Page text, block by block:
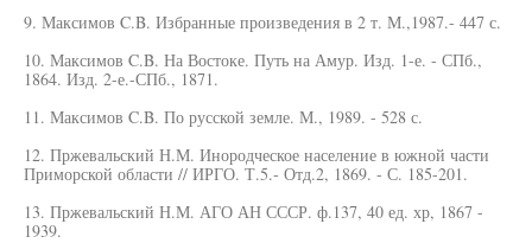
9. Максимов C.B. Избранные произведения в 2 т. М.,1987.- 447 с.
10. Максимов C.B. На Востоке. Путь на Амур. Изд. 1-е. - СПб.,
1864. Изд. 2-е.-СПб., 1871.
11. Максимов C.B. По русской земле. М., 1989. - 528 с.
12. Пржевальский Н.М. Инородческое население в южной части
Приморской области // ИРГО. Т.5.- Отд.2, 1869. - С. 185-201.
13. Пржевальский Н.М. АГО АН СССР. ф.137, 40 ед. хр, 1867 -
1939.